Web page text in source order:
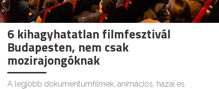
6 kihagyhatatlan filmfesztivál
Budapesten, nem csak
mozirajongóknak
A legjobb dokumentumfilmek, animációs, hazai és